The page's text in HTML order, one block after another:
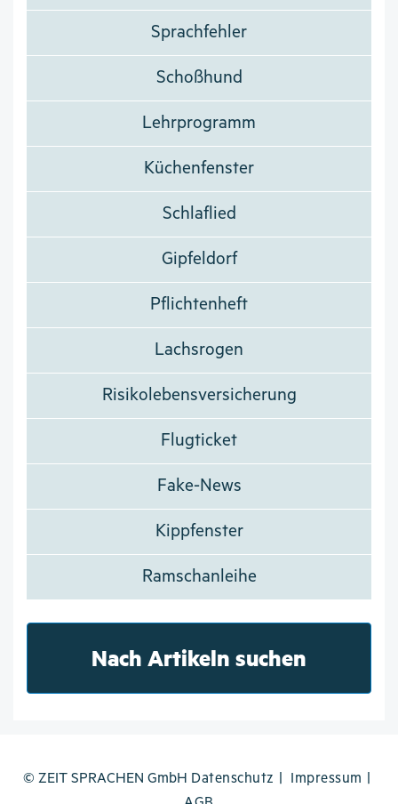
Sprachfehler
Schoßhund
Lehrprogramm
Küchenfenster
Schlaflied
Gipfeldorf
Pflichtenheft
Lachsrogen
Risikolebensversicherung
Flugticket
Fake-News
Kippfenster
Ramschanleihe
Nach Artikeln suchen
© ZEIT SPRACHEN GmbH Datenschutz
Impressum